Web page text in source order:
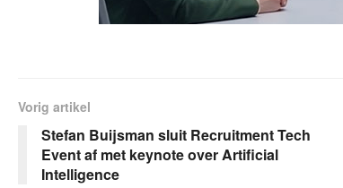
Vorig artikel
Stefan Buijsman sluit Recruitment Tech
Event af met keynote over Artificial
Intelligence